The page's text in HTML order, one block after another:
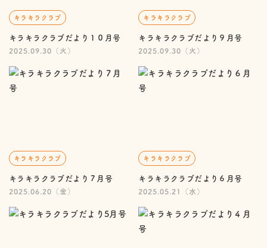
キラキラクラブ
キラキラクラブだより１０月号
2025.09.30（火）
キラキラクラブ
キラキラクラブだより９月号
2025.09.30（火）
キラキラクラブ
キラキラクラブだより７月号
2025.06.20（金）
キラキラクラブ
キラキラクラブだより６月号
2025.05.21（水）